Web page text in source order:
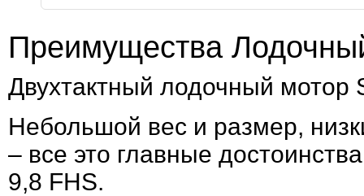
Преимущества
Двухтактный лодочный
Небольшой вес и размер,
– все это главные
9,8 FHS.